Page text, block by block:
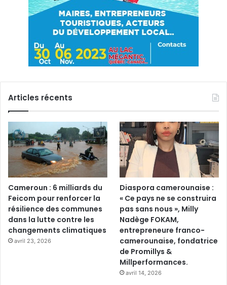
Articles récents
Cameroun : 6 milliards du
Feicom pour renforcer la
résilience des communes
dans la lutte contre les
changements climatiques
avril 23, 2026
Diaspora camerounaise :
« Ce pays ne se construira
pas sans nous », Milly
Nadège FOKAM,
entrepreneure franco-
camerounaise, fondatrice
de Promillys &
Millperformances.
avril 14, 2026